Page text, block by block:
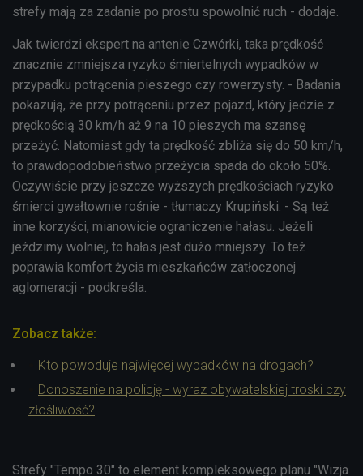
strefy mają za zadanie po prostu spowolnić ruch - dodaje.
Jak twierdzi ekspert na antenie Czwórki, taka prędkość
znacznie zmniejsza ryzyko śmiertelnych wypadków w
przypadku potrącenia pieszego czy rowerzysty. - Badania
pokazują, że przy potrąceniu przez pojazd, który jedzie z
prędkością 30 km/h aż 9 na 10 pieszych ma szansę
przeżyć. Natomiast gdy ta prędkość zbliża się do 50 km/h,
to prawdopodobieństwo przeżycia spada do około 50%.
Oczywiście przy jeszcze wyższych prędkościach ryzyko
śmierci gwałtownie rośnie - tłumaczy Krupiński. - Są też
inne korzyści, mianowicie ograniczenie hałasu. Jeżeli
jeździmy wolniej, to hałas jest dużo mniejszy. To też
poprawia komfort życia mieszkańców zatłoczonej
aglomeracji - podkreśla.
Zobacz także:
Kto powoduje najwięcej wypadków na drogach?
Donoszenie na policję - wyraz obywatelskiej troski czy
złośliwość?
Strefy "Tempo 30" to element kompleksowego planu "Wizja